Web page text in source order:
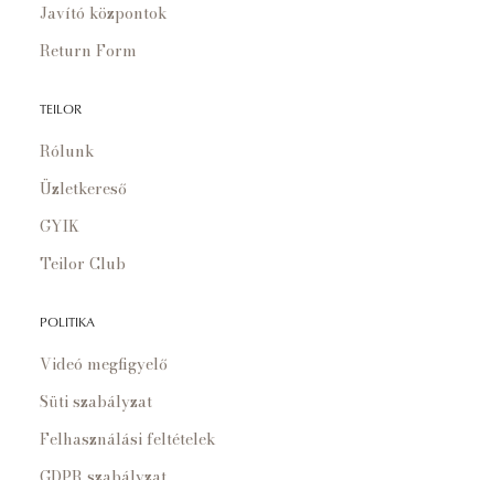
Javító központok
Return Form
TEILOR
Rólunk
Üzletkereső
GYIK
Teilor Club
POLITIKA
Videó megfigyelő
Süti szabályzat
Felhasználási feltételek